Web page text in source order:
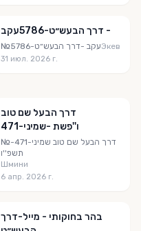
דרך הבעש״ט-5786‎⁨עקב -
№דרך הבעש״ט-5786‎⁨עקב -Экев
31 июл. 2026 г.
‎⁨דרך הבעל שם טוב
שמיני-471- תשפ''ו⁩
№‎⁨דרך הבעל שם טוב שמיני-471-
Шмини
6 апр. 2026 г.
‎⁨בהר בחוקותי - מייל⁩-דרך